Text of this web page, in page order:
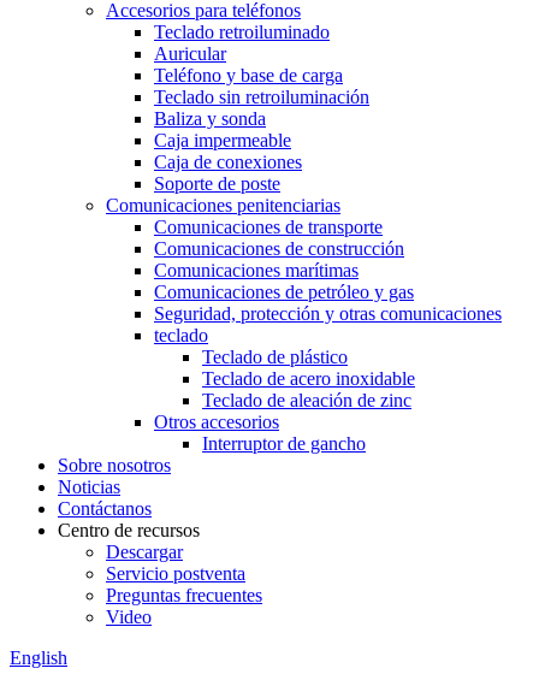
Accesorios para teléfonos
Teclado retroiluminado
Auricular
Teléfono y base de carga
Teclado sin retroiluminación
Baliza y sonda
Caja impermeable
Caja de conexiones
Soporte de poste
Comunicaciones penitenciarias
Comunicaciones de transporte
Comunicaciones de construcción
Comunicaciones marítimas
Comunicaciones de petróleo y gas
Seguridad, protección y otras comunicaciones
teclado
Teclado de plástico
Teclado de acero inoxidable
Teclado de aleación de zinc
Otros accesorios
Interruptor de gancho
Sobre nosotros
Noticias
Contáctanos
Centro de recursos
Descargar
Servicio postventa
Preguntas frecuentes
Video
English